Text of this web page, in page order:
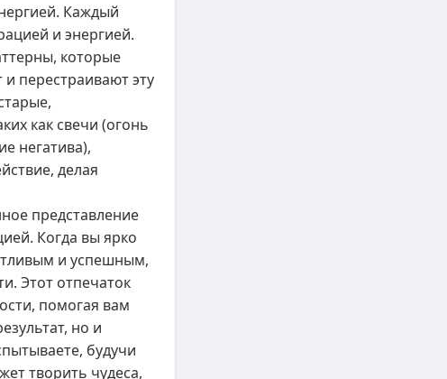
Каждый
и энергией.
которые
перестраивают эту
как свечи (огонь
негатива),
делая
представление
Когда вы ярко
и успешным,
Этот отпечаток
помогая вам
но и
будучи
творить чудеса,